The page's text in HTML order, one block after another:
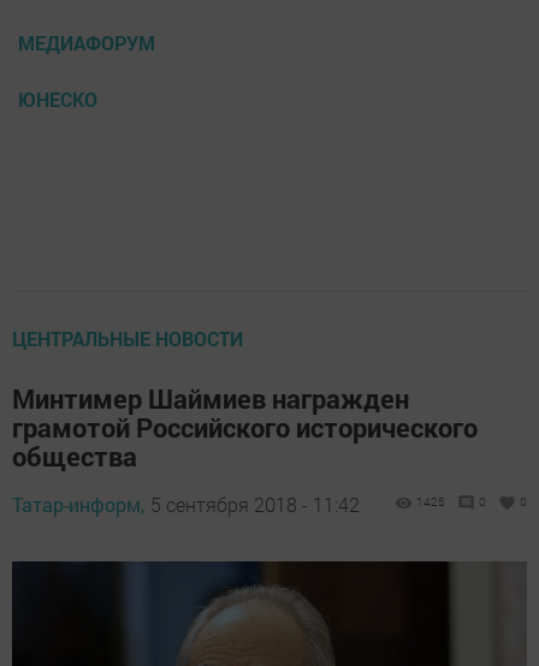
МЕДИАФОРУМ
ЮНЕСКО
ЦЕНТРАЛЬНЫЕ НОВОСТИ
Минтимер Шаймиев награжден
грамотой Российского исторического
общества
Татар-информ, 5 сентября 2018 - 11:42 1425 0 0